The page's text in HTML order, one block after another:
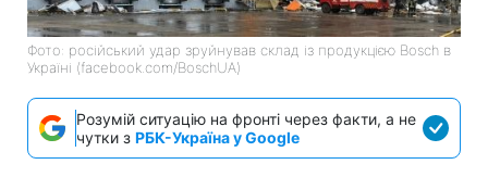
Фото: російський удар зруйнував склад із продукцією Bosch в
Україні (facebook.com/BoschUA)
Розумій ситуацію на фронті через факти, а не
чутки з РБК-Україна у Google